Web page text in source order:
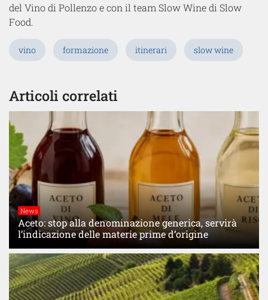
del Vino di Pollenzo e con il team Slow Wine di Slow
Food.
vino formazione itinerari slow wine
Articoli correlati
News
Aceto: stop alla denominazione generica, servirà
l’indicazione delle materie prime d’origine